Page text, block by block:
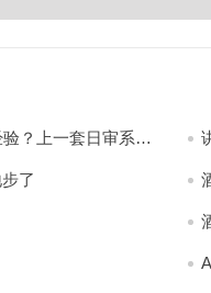
？上一套日审系
了